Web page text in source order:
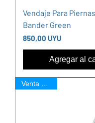
Vendaje Para
Bander Green
Precio
850,00 UYU
Agregar al